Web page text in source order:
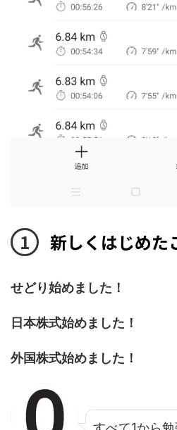
新しくはじめた
せどり始めました！
日本株式始めました！
外国株式始めました！